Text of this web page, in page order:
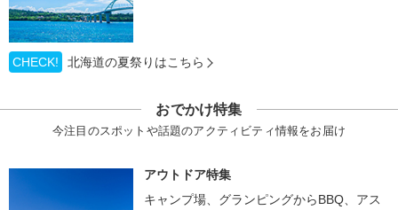
CHECK! 北海道の夏祭りはこちら
おでかけ特集
今注目のスポットや話題のアクティビティ情報をお届け
アウトドア特集
キャンプ場、グランピングからBBQ、アス